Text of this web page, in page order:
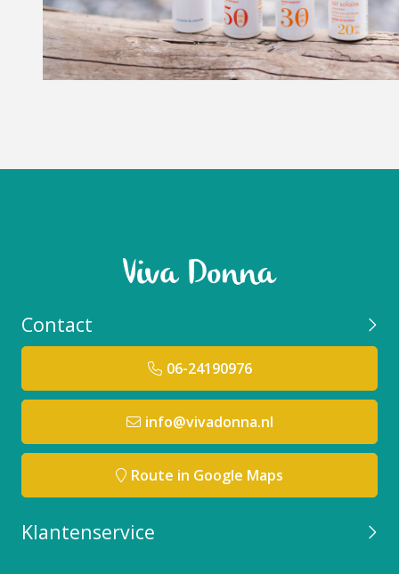
Contact
06-24190976
info@vivadonna.nl
Route in Google Maps
Klantenservice